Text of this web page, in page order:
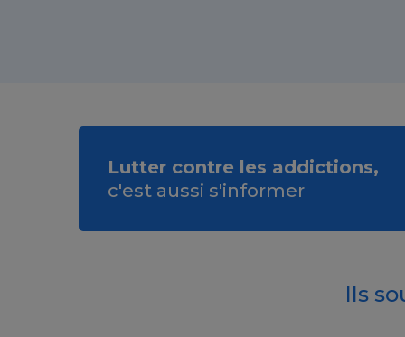
Lutter contre les addictions,
c'est aussi s'informer
Ils